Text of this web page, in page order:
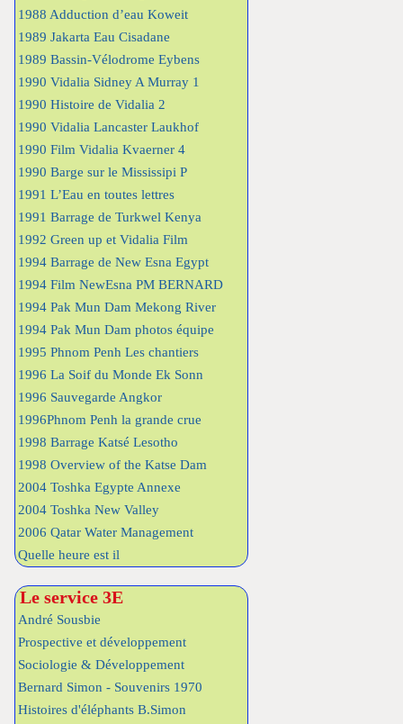
1988 Adduction d’eau Koweit
1989 Jakarta Eau Cisadane
1989 Bassin-Vélodrome Eybens
1990 Vidalia Sidney A Murray 1
1990 Histoire de Vidalia 2
1990 Vidalia Lancaster Laukhof
1990 Film Vidalia Kvaerner 4
1990 Barge sur le Mississipi P
1991 L’Eau en toutes lettres
1991 Barrage de Turkwel Kenya
1992 Green up et Vidalia Film
1994 Barrage de New Esna Egypt
1994 Film NewEsna PM BERNARD
1994 Pak Mun Dam Mekong River
1994 Pak Mun Dam photos équipe
1995 Phnom Penh Les chantiers
1996 La Soif du Monde Ek Sonn
1996 Sauvegarde Angkor
1996Phnom Penh la grande crue
1998 Barrage Katsé Lesotho
1998 Overview of the Katse Dam
2004 Toshka Egypte Annexe
2004 Toshka New Valley
2006 Qatar Water Management
Quelle heure est il
Le service 3E
André Sousbie
Prospective et développement
Sociologie & Développement
Bernard Simon - Souvenirs 1970
Histoires d'éléphants B.Simon